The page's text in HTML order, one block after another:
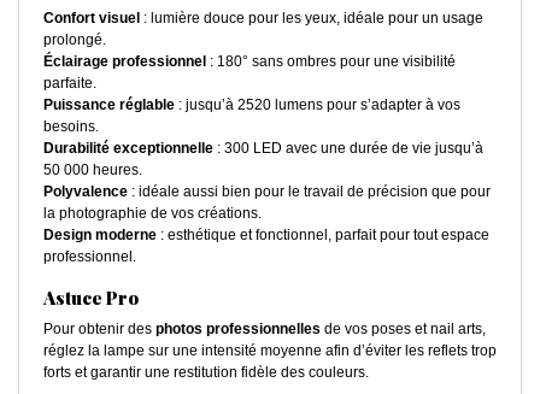
Confort visuel : lumière douce pour les yeux, idéale pour un usage
prolongé.
Éclairage professionnel : 180° sans ombres pour une visibilité
parfaite.
Puissance réglable : jusqu’à 2520 lumens pour s’adapter à vos
besoins.
Durabilité exceptionnelle : 300 LED avec une durée de vie jusqu’à
50 000 heures.
Polyvalence : idéale aussi bien pour le travail de précision que pour
la photographie de vos créations.
Design moderne : esthétique et fonctionnel, parfait pour tout espace
professionnel.
Astuce Pro
Pour obtenir des photos professionnelles de vos poses et nail arts,
réglez la lampe sur une intensité moyenne afin d’éviter les reflets trop
forts et garantir une restitution fidèle des couleurs.